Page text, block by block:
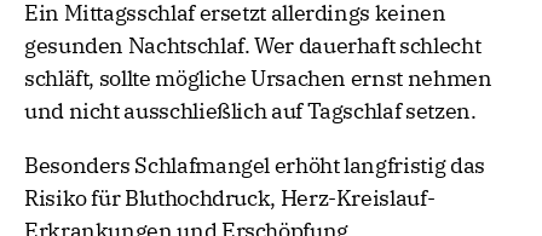
Ein Mittagsschlaf ersetzt allerdings keinen
gesunden Nachtschlaf. Wer dauerhaft schlecht
schläft, sollte mögliche Ursachen ernst nehmen
und nicht ausschließlich auf Tagschlaf setzen.
Besonders Schlafmangel erhöht langfristig das
Risiko für Bluthochdruck, Herz-Kreislauf-